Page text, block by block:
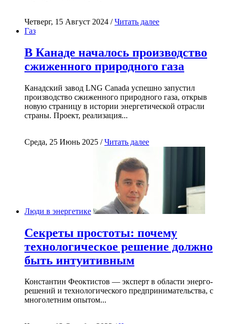
Четверг, 15 Август 2024 /Читать далее
Газ
В Канаде началось производство
сжиженного природного газа
Канадский завод LNG Canada успешно запустил
производство сжиженного природного газа, открыв
новую страницу в истории энергетической отрасли
страны. Проект, реализация...
Среда, 25 Июнь 2025 /Читать далее
Люди в энергетике
Секреты простоты: почему
технологическое решение должно
быть интуитивным
Константин Феоктистов — эксперт в области энерго-
решений и технологического предпринимательства, с
многолетним опытом...